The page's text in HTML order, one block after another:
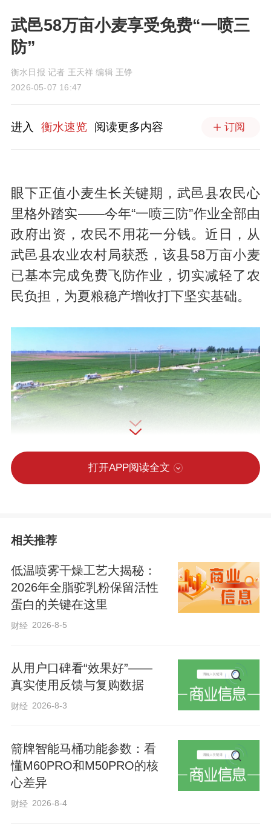
武邑58万亩小麦享受免费“一喷三
防”
衡水日报 记者 王天祥 编辑 王铮
2026-05-07 16:47
进入 衡水速览 阅读更多内容 订阅
眼下正值小麦生长关键期，武邑县农民心
里格外踏实——今年“一喷三防”作业全部由
政府出资，农民不用花一分钱。近日，从
武邑县农业农村局获悉，该县58万亩小麦
已基本完成免费飞防作业，切实减轻了农
民负担，为夏粮稳产增收打下坚实基础。
武邑县韩庄镇芮相城村村民芮石桥今年种
府出资为小麦进行“一喷三防”作业，这项服
务不仅节省了农民的时间和成本，还能保
证小麦颗粒饱满，产量稳。
打开APP阅读全文
相关推荐
低温喷雾干燥工艺大揭秘：
2026年全脂驼乳粉保留活性
蛋白的关键在这里
财经 2026-8-5
从用户口碑看“效果好”——
真实使用反馈与复购数据
财经 2026-8-3
箭牌智能马桶功能参数：看
懂M60PRO和M50PRO的核
心差异
财经 2026-8-4